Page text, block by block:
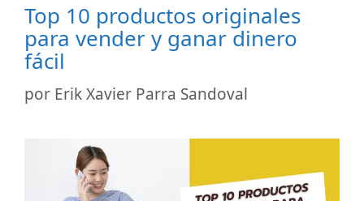
Top 10 productos originales
para vender y ganar dinero
fácil
por Erik Xavier Parra Sandoval